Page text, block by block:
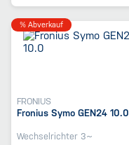
% Abverkauf
FRONIUS
Fronius Symo GEN24 10.0
Wechselrichter 3~